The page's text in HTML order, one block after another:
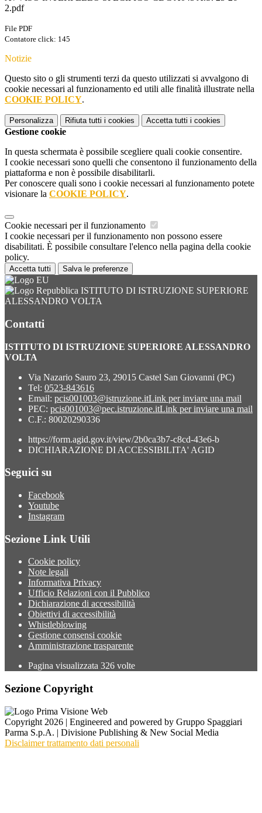
2.pdf
File PDF
Contatore click: 145
Notizie
Questo sito o gli strumenti terzi da questo utilizzati si avvalgono di
cookie necessari al funzionamento ed utili alle finalità illustrate nella
COOKIE POLICY.
Personalizza Rifiuta tutti i cookies Accetta tutti i cookies
Gestione cookie
In questa schermata è possibile scegliere quali cookie consentire.
I cookie necessari sono quelli che consentono il funzionamento della
piattaforma e non è possibile disabilitarli.
Per conoscere quali sono i cookie necessari al funzionamento potete
visionare la COOKIE POLICY.
Cookie necessari per il funzionamento
I cookie necessari per il funzionamento non possono essere
disabilitati. È possibile consultare l'elenco nella pagina della cookie
policy.
Accetta tutti Salva le preferenze
ISTITUTO DI ISTRUZIONE SUPERIORE
ALESSANDRO VOLTA
Contatti
ISTITUTO DI ISTRUZIONE SUPERIORE ALESSANDRO
VOLTA
Via Nazario Sauro 23, 29015 Castel San Giovanni (PC)
Tel: 0523-843616
Email: pcis001003@istruzione.itLink per inviare una mail
PEC: pcis001003@pec.istruzione.itLink per inviare una mail
C.F.: 80020290336
https://form.agid.gov.it/view/2b0ca3b7-c8cd-43e6-b
DICHIARAZIONE DI ACCESSIBILITA' AGID
Seguici su
Facebook
Youtube
Instagram
Sezione Link Utili
Cookie policy
Note legali
Informativa Privacy
Ufficio Relazioni con il Pubblico
Dichiarazione di accessibilità
Obiettivi di accessibilità
Whistleblowing
Gestione consensi cookie
Amministrazione trasparente
Pagina visualizzata 326 volte
Sezione Copyright
Copyright 2026 | Engineered and powered by Gruppo Spaggiari
Parma S.p.A. | Divisione Publishing & New Social Media
Disclaimer trattamento dati personali